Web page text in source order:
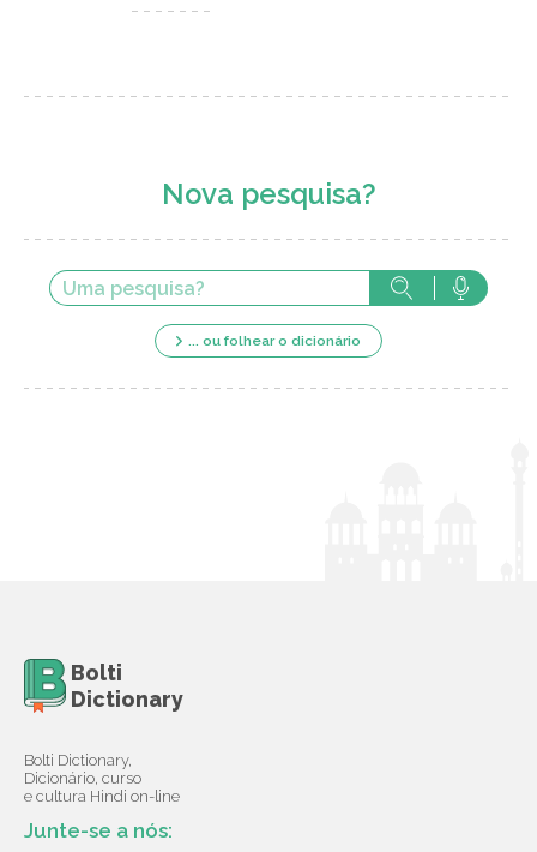
Nova pesquisa?
... ou folhear o dicionário
Bolti
Dictionary
Bolti Dictionary,
Dicionário, curso
e cultura Hindi on-line
Junte-se a nós: